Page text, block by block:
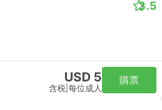
3.5
USD 5
含税 每位成人
購票